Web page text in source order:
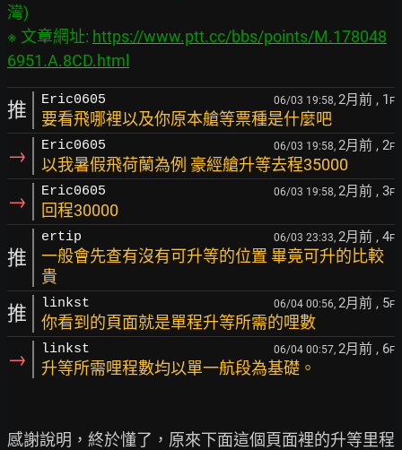
灣)
※ 文章網址: https://www.ptt.cc/bbs/points/M.178048
6951.A.8CD.html
推 Eric0605 06/03 19:58, 2月前 , 1 F
要看飛哪裡以及你原本艙等票種是什麼吧
→ Eric0605 06/03 19:58, 2月前 , 2F
以我暑假飛荷蘭為例 豪經艙升等去程35000
→ Eric0605 06/03 19:58, 2月前 , 3F
回程30000
推
ertip 06/03 23:33, 2月前 , 4F
一般會先查有沒有可升等的位置 畢竟可升的比較
貴
推 linkst 06/04 00:56, 2月前 , 5F
你看到的頁面就是單程升等所需的哩數
→ linkst 06/04 00:57, 2月前 , 6F
升等所需哩程數均以單一航段為基礎。
感謝說明，終於懂了，原來下面這個頁面裡的升等里程